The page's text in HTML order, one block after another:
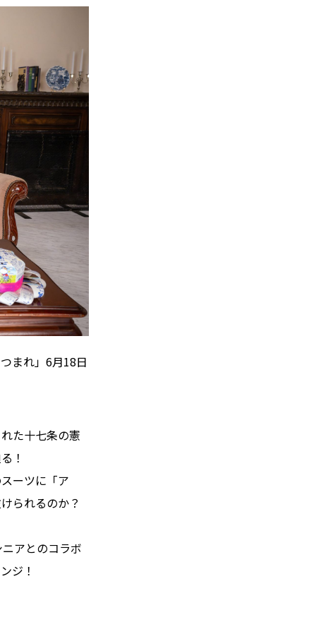
まれ」6月18日
た十七条の憲
！
ーツに「ア
られるのか？
アとのコラボ
ジ！